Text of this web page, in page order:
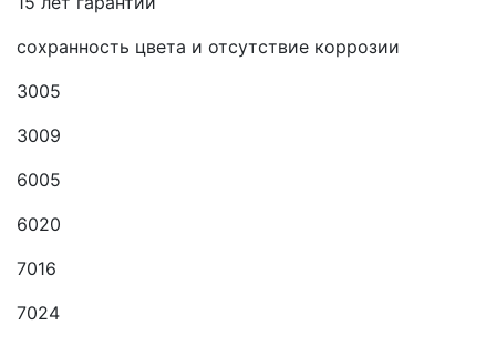
сохранность цвета и отсутствие коррозии
3005
3009
6005
6020
7016
7024